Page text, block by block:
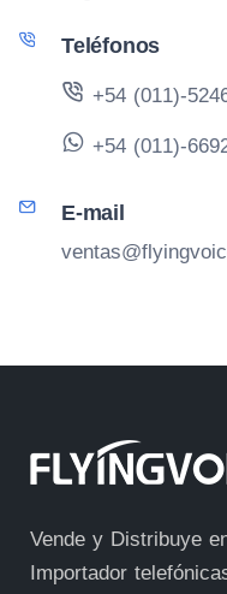
Teléfonos
+54 (011)-
+54 (011)-
E-mail
Vende y Distribuye
Importador